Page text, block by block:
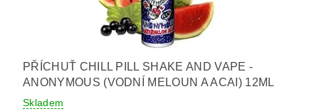
PŘÍCHUŤ CHILL PILL SHAKE AND VAPE -
ANONYMOUS (VODNÍ MELOUN A ACAI) 12ML
Skladem